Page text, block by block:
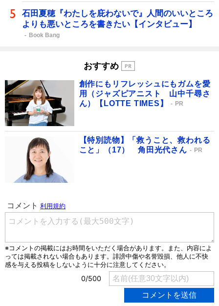
石田夏穂『わたしを庇わないで』人間のいいところ
よりも悪いところを書きたい【インタビュー】
Book Bang
おすすめ
創作にもリフレッシュにもガムを愛
用（ジャズピアニスト 山中千尋さ
ん）【LOTTE TIMES】
PR
【特別読物】「救うこと、救われる
こと」（17） 角田光代さん
PR